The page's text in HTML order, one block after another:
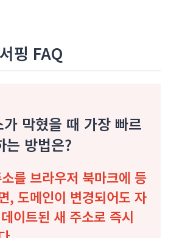
핑 FAQ
막혔을 때 가장 빠르
는 방법은?
를 브라우저 북마크에 등
, 도메인이 변경되어도 자
이트된 새 주소로 즉시